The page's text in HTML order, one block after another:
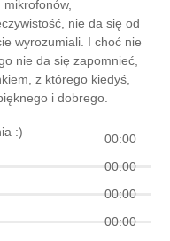
nie da się od
wyrozumiali. I choć nie
nie da się zapomnieć,
z którego kiedyś,
i dobrego.
:)
00:00
00:00
00:00
00:00